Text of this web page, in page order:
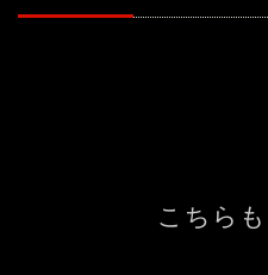
こちら